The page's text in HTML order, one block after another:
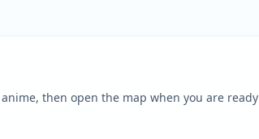
then open the map when you are